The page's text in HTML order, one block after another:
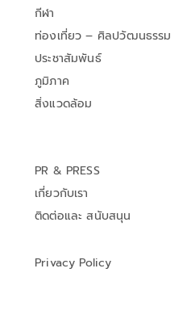
กีฬา
ท่องเที่ยว – ศิลปวัฒนธรรม
ประชาสัมพันธ์
ภูมิภาค
สิ่งแวดล้อม
PR & PRESS
เกี่ยวกับเรา
ติดต่อและ สนับสนุน
Privacy Policy